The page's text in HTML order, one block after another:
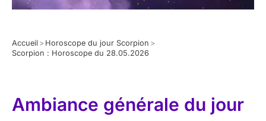
Accueil > Horoscope du jour Scorpion >
Scorpion : Horoscope du 28.05.2026
Ambiance générale du jour